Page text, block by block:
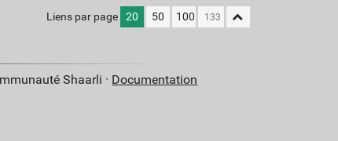
Liens par page 20 50 100
Shaarli · Documentation